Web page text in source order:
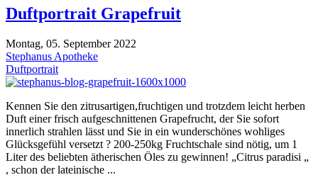
Duftportrait Grapefruit
Montag, 05. September 2022
Stephanus Apotheke
Duftportrait
Kennen Sie den zitrusartigen,fruchtigen und trotzdem leicht herben
Duft einer frisch aufgeschnittenen Grapefrucht, der Sie sofort
innerlich strahlen lässt und Sie in ein wunderschönes wohliges
Glücksgefühl versetzt ? 200-250kg Fruchtschale sind nötig, um 1
Liter des beliebten ätherischen Öles zu gewinnen! „Citrus paradisi „
, schon der lateinische ...